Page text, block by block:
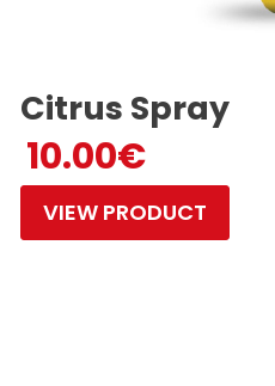
Citrus Spray
10.00€
VIEW PRODUCT